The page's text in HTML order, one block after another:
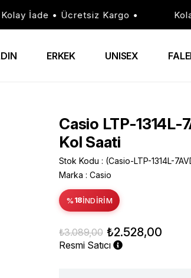
İade • Ücretsiz Kargo • Kolay
ERKEK UNISEX
Casio LTP-1314L-
Kol Saati
Stok Kodu
(Casio-LTP-1314L-
Marka : Casio
% 18İNDIRIM
₺3.089,00 ₺2.528,00
Resmi Satıcı